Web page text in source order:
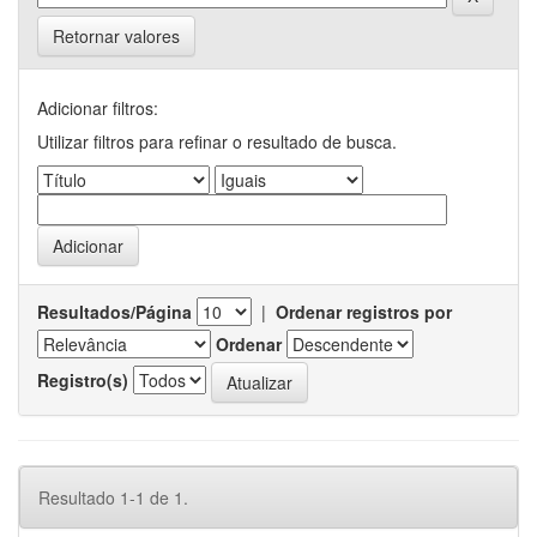
Retornar valores
Adicionar filtros:
Utilizar filtros para refinar o resultado de busca.
Resultados/Página | Ordenar registros por
Ordenar
Registro(s)
Resultado 1-1 de 1.